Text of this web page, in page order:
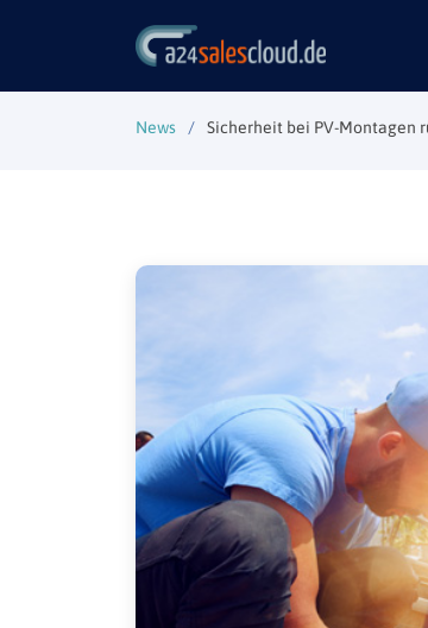
News Sicherheit bei PV-Montagen